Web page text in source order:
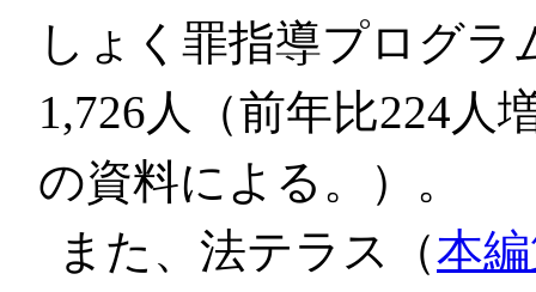
しょく罪指導プログ
1,726人（前年比224人
の資料による。）。
また、法テラス（本